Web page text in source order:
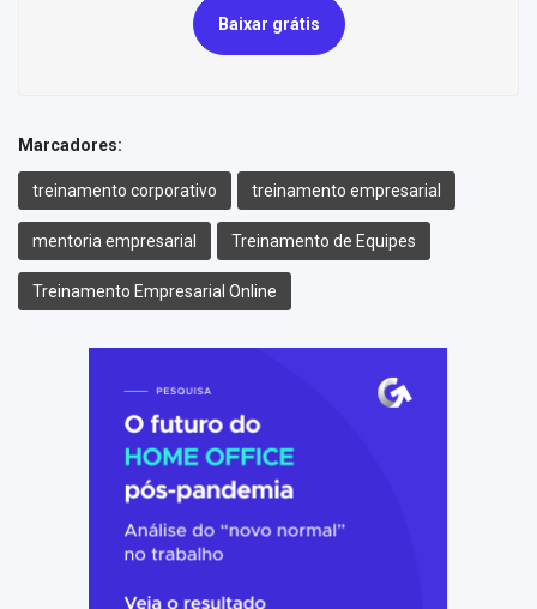
Baixar grátis
Marcadores:
treinamento corporativo treinamento empresarial
mentoria empresarial Treinamento de Equipes
Treinamento Empresarial Online